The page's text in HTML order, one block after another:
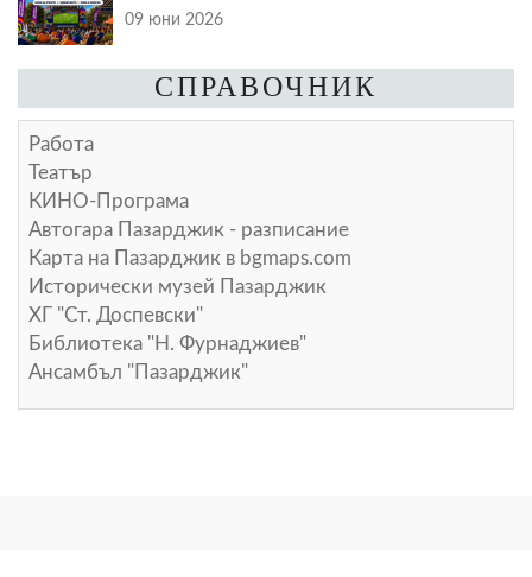
09 юни 2026
СПРАВОЧНИК
Работа
Театър
КИНО-Програма
Автогара Пазарджик - разписание
Карта на Пазарджик в bgmaps.com
Исторически музей Пазарджик
ХГ "Ст. Доспевски"
Библиотека "Н. Фурнаджиев"
Ансамбъл "Пазарджик"